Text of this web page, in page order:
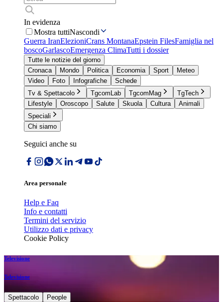
In evidenza
Mostra tuttiNascondi
Guerra IranElezioniCrans MontanaEpstein FilesFamiglia nel
boscoGarlascoEmergenza ClimaTutti i dossier
Tutte le notizie del giorno
Cronaca
Mondo Politica Economia Sport
Meteo
Video
Foto Infografiche
Schede
Tv & Spettacolo
TgcomLab TgcomMag
TgTech
Lifestyle
Oroscopo Salute Skuola Cultura
Animali
Speciali
Chi siamo
Seguici anche su
Area personale
Help e Faq
Info e contatti
Termini del servizio
Utilizzo dati e privacy
Cookie Policy
Televisione
Televisione
Spettacolo People